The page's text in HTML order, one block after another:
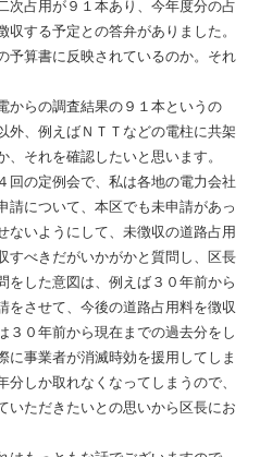
次占用が９１本あり、今年度分の占
する予定との答弁がありました。
算書に反映されているのか。それ
らの調査結果の９１本というの
外、例えばＮＴＴなどの電柱に共架
それを確認したいと思います。
の定例会で、私は各地の電力会社
請について、本区でも未申請があっ
ないようにして、未徴収の道路占用
すべきだがいかがかと質問し、区長
をした意図は、例えば３０年前から
をさせて、今後の道路占用料を徴収
３０年前から現在までの過去分をし
に事業者が消滅時効を援用してしま
しか取れなくなってしまうので、
いただきたいとの思いから区長にお